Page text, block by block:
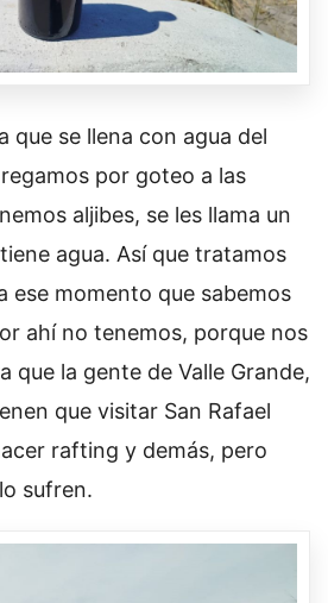
que se llena con agua del
por goteo a las
aljibes, se les llama un
agua. Así que tratamos
ese momento que sabemos
ahí no tenemos, porque nos
que la gente de Valle Grande,
que visitar San Rafael
rafting y demás, pero
sufren.